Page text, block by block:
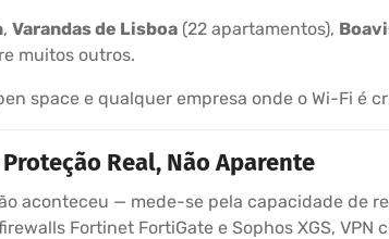
, Varandas de Lisboa (22 apartamentos),
muitos outros.
space e qualquer empresa onde o Wi-Fi é
Real, Não Aparente
aconteceu — mede-se pela capacidade de
Fortinet FortiGate e Sophos XGS,